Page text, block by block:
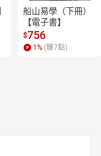
船山易學（下冊）
【電子書】
$756
1 % (賺7點)